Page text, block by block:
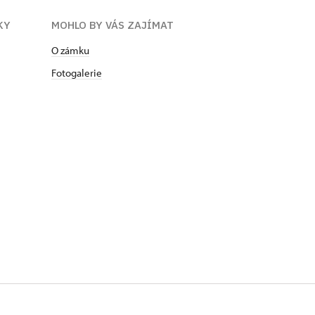
MOHLO BY VÁS ZAJÍMAT
O zámku
Fotogalerie